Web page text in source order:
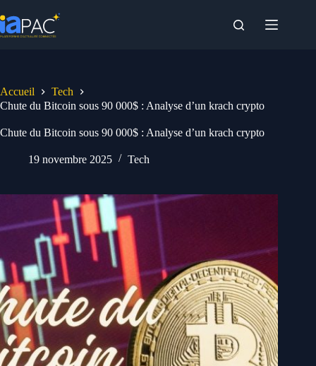
au
contenu
Accueil
Tech
Chute du Bitcoin sous 90 000$ : Analyse d’un krach crypto
Chute du Bitcoin sous 90 000$ : Analyse d’un krach crypto
19 novembre 2025 Tech